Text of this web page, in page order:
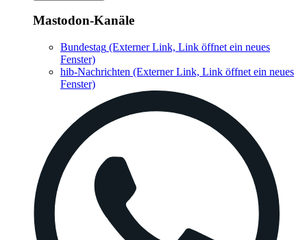
Mastodon-Kanäle
Bundestag (Externer Link, Link öffnet ein neues
Fenster)
hib-Nachrichten (Externer Link, Link öffnet ein neues
Fenster)